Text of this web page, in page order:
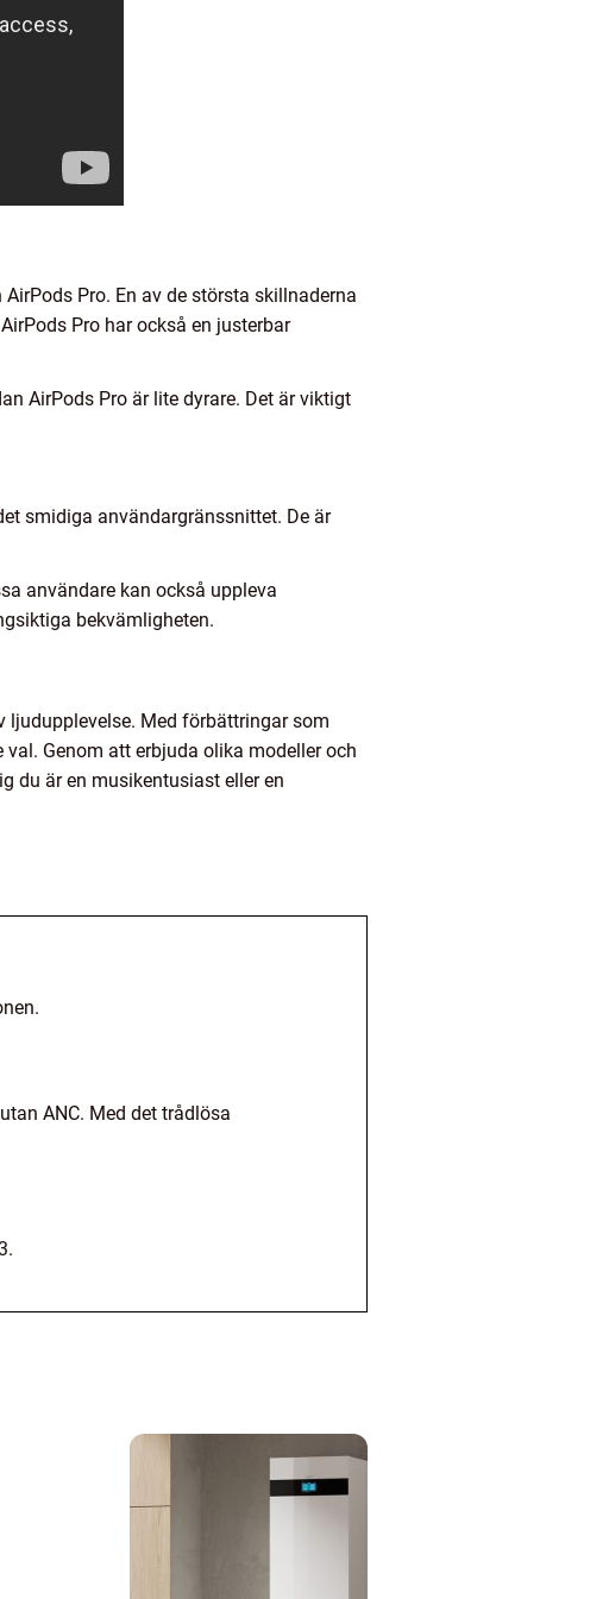
Pro. En av de största skillnaderna
Pro har också en justerbar
AirPods Pro är lite dyrare. Det är viktigt
smidiga användargränssnittet. De är
användare kan också uppleva
bekvämligheten.
Med förbättringar som
Genom att erbjuda olika modeller och
du är en musikentusiast eller en
ANC. Med det trådlösa